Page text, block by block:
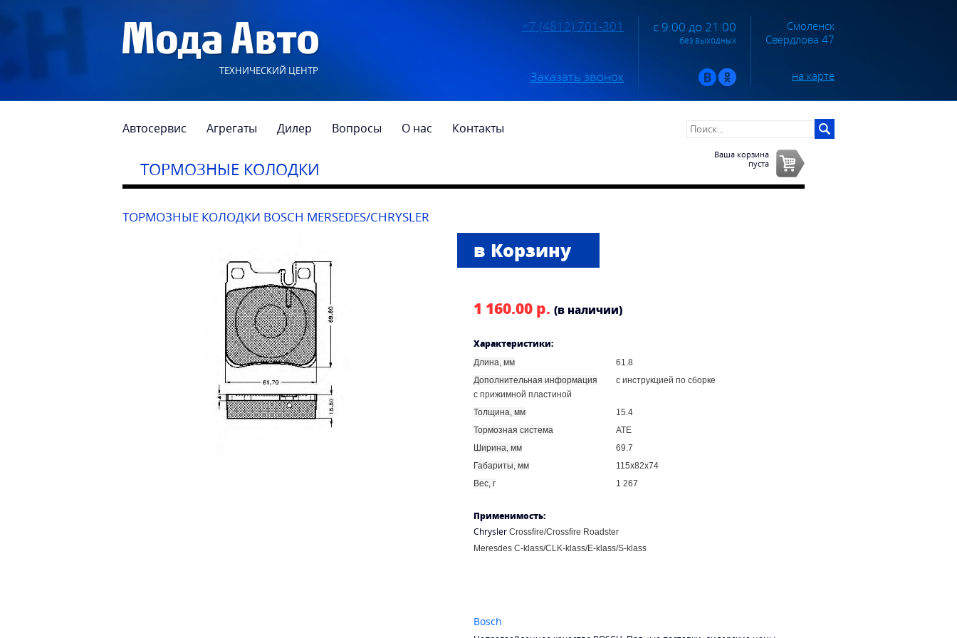
ТЕХНИЧЕСКИЙ ЦЕНТР
+7 (4812) 701-301
Заказать звонок
с 9:00 до 21:00
без выходных
Смоленск
Свердлова 47
на карте
Автосервис Агрегаты Дилер Вопросы О нас Контакты
ТОРМОЗНЫЕ КОЛОДКИ
Ваша корзина
пуста
ТОРМОЗНЫЕ КОЛОДКИ BOSCH MERSEDES/CHRYSLER
1 160.00 р. (в наличии)
Характеристики:
Длина, мм
61.8
Дополнительная информация
с инструкцией по сборке
с прижимной пластиной
Толщина, мм
15.4
Тормозная система
ATE
Ширина, мм
69.7
Габариты, мм
115x82x74
Вес, г
1 267
Применимость:
Chrysler Crossfire/Crossfire Roadster
Meresdes C-klass/CLK-klass/E-klass/S-klass
Bosch